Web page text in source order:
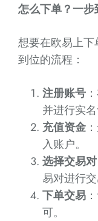
怎么下单？一
想要在欧易上
到位的流程：
注册账号
并进行实名
充值资金
入账户。
选择交易对
易对进行交
下单交易
可。